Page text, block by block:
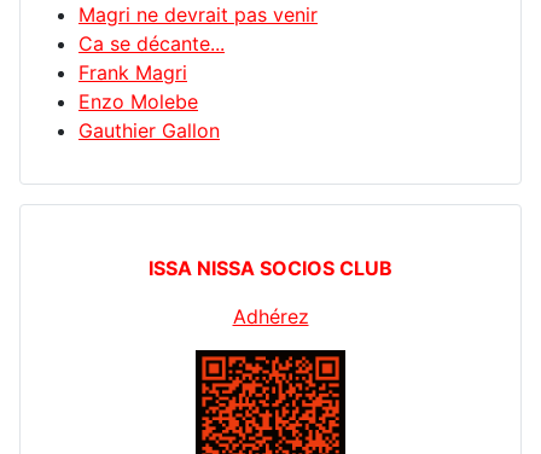
Magri ne devrait pas venir
Ca se décante...
Frank Magri
Enzo Molebe
Gauthier Gallon
ISSA NISSA SOCIOS CLUB
Adhérez